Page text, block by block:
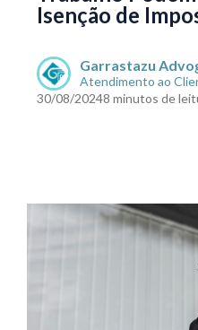
Isenção de
Garrastazu
Atendimento ao
30/08/20248 minutos de